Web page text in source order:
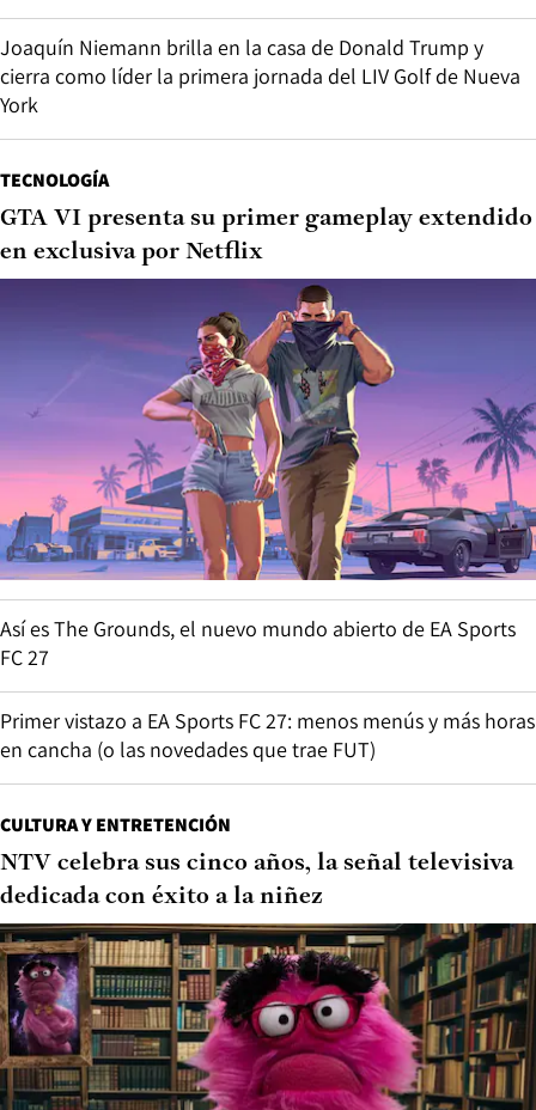
Joaquín Niemann brilla en la casa de Donald Trump y
cierra como líder la primera jornada del LIV Golf de Nueva
York
TECNOLOGÍA
GTA VI presenta su primer gameplay extendido
en exclusiva por Netflix
Así es The Grounds, el nuevo mundo abierto de EA Sports
FC 27
Primer vistazo a EA Sports FC 27: menos menús y más horas
en cancha (o las novedades que trae FUT)
CULTURA Y ENTRETENCIÓN
NTV celebra sus cinco años, la señal televisiva
dedicada con éxito a la niñez